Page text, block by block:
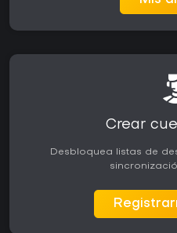
Crear
Desbloquea listas de